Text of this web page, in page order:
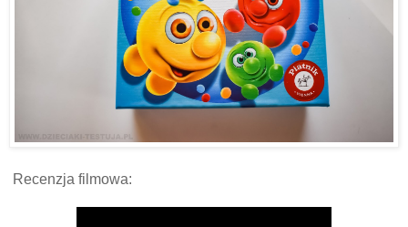
Recenzja filmowa: